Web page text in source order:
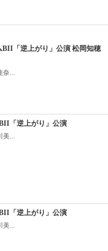
BII「逆上がり」公演 松岡知穂
...
「逆上がり」公演
...
「逆上がり」公演
...